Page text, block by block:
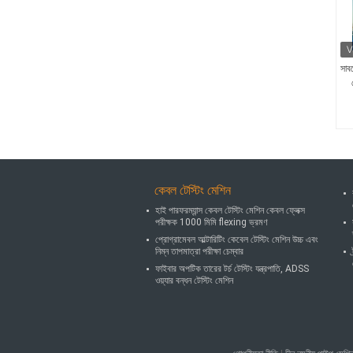
কেবল টেস্টিং মেশিন
হাই পারফরম্যান্স কেবল টেস্টিং মেশিন কেবল ফ্লেক্স
পরীক্ষক 1000 মিমি flexing ভ্রমণ
প্রোগ্রামেবল আল্টারিটিং কেবেল টেস্টিং মেশিন উচ্চ এবং
নিম্ন তাপমাত্রা পরীক্ষা চেম্বার
ফাইবার অপটিক তারের টর্চ টেস্টিং যন্ত্রপাতি, ADSS
ওয়্যার বন্ধন টেস্টিং মেশিন